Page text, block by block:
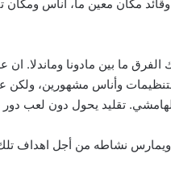
مكان معين ما، أناس ومكان
ما بين مادونا وماندلا. ان
وأناس مشهورين، ولكن
تقليد يحول دون لعب دور
نشاطه من أجل اهداف تلك